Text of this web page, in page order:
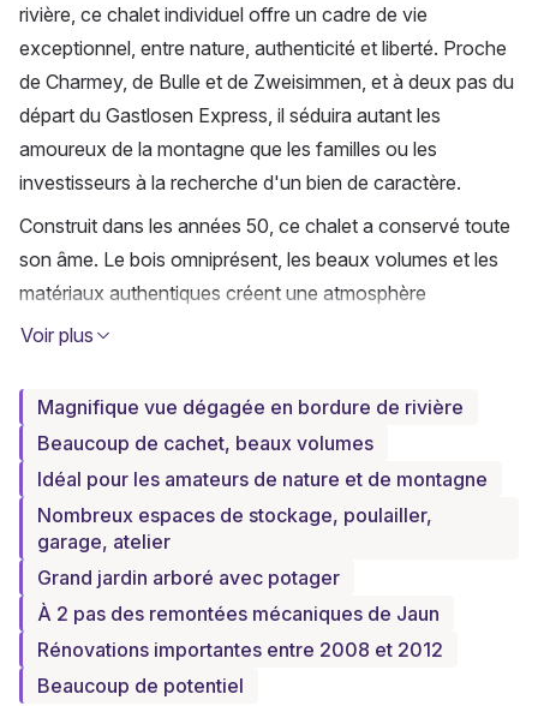
rivière, ce chalet individuel offre un cadre de vie
exceptionnel, entre nature, authenticité et liberté. Proche
de Charmey, de Bulle et de Zweisimmen, et à deux pas du
départ du Gastlosen Express, il séduira autant les
amoureux de la montagne que les familles ou les
investisseurs à la recherche d'un bien de caractère.
Construit dans les années 50, ce chalet a conservé toute
son âme. Le bois omniprésent, les beaux volumes et les
matériaux authentiques créent une atmosphère
chaleureuse dès les premiers instants. Ici, chaque pièce
Le niveau principal accueille un agréable espace de vie
baigné de lumière. Le salon et la salle à manger
s'organisent autour d'un superbe poêle en molasse,
véritable pièce maîtresse du chalet, qui diffuse une
ambiance conviviale lors des soirées d'hiver. La cuisine
semi-ouverte s'intègre naturellement à cet espace de vie,
tandis qu'un WC visiteurs et un réduit viennent compléter
ce niveau.
À l'étage, le charme continue d'opérer avec deux
Voir plus
Magnifique vue dégagée en bordure de rivière
Beaucoup de cachet, beaux volumes
Idéal pour les amateurs de nature et de montagne
Nombreux espaces de stockage, poulailler,
garage, atelier
Grand jardin arboré avec potager
À 2 pas des remontées mécaniques de Jaun
Rénovations importantes entre 2008 et 2012
Beaucoup de potentiel